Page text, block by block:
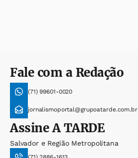
Fale com a Redação
(71) 99601-0020
jornalismoportal@grupoatarde.com.br
AssineA TARDE
Salvador e Região Metropolitana